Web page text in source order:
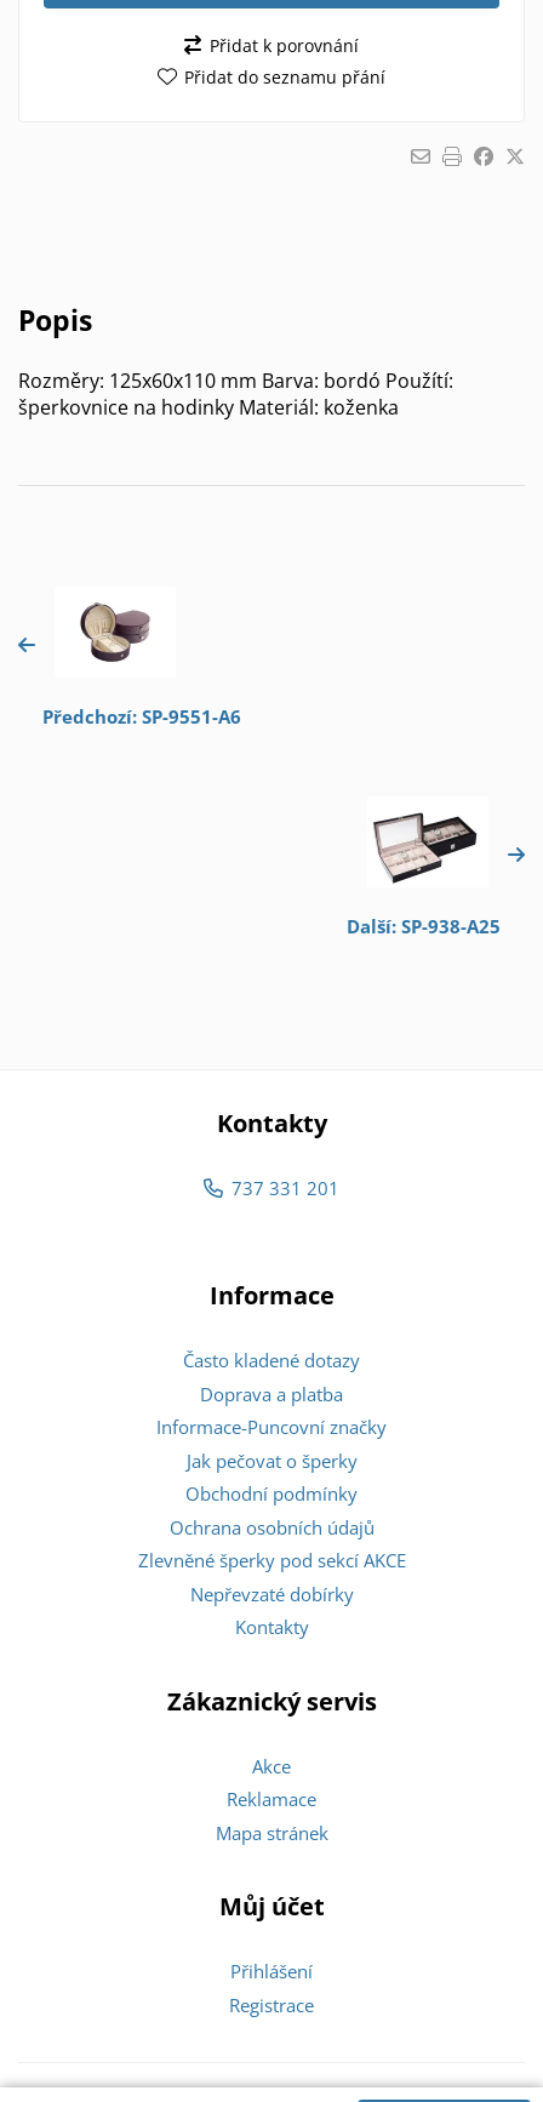
Přidat k porovnání
Přidat do seznamu přání
Popis
Rozměry: 125x60x110 mm Barva: bordó Použítí:
šperkovnice na hodinky Materiál: koženka
Předchozí: SP-9551-A6
Další: SP-938-A25
Kontakty
737 331 201
Informace
Často kladené dotazy
Doprava a platba
Informace-Puncovní značky
Jak pečovat o šperky
Obchodní podmínky
Ochrana osobních údajů
Zlevněné šperky pod sekcí AKCE
Nepřevzaté dobírky
Kontakty
Zákaznický servis
Akce
Reklamace
Mapa stránek
Můj účet
Přihlášení
Registrace